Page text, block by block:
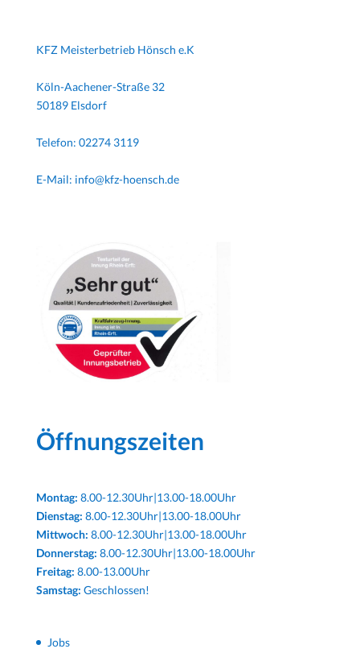
KFZ Meisterbetrieb Hönsch e.K
Köln-Aachener-Straße 32
50189 Elsdorf
Telefon: 02274 3119
E-Mail: info@kfz-hoensch.de
Öffnungszeiten
Montag: 8.00-12.30Uhr|13.00-18.00Uhr
Dienstag: 8.00-12.30Uhr|13.00-18.00Uhr
Mittwoch: 8.00-12.30Uhr|13.00-18.00Uhr
Donnerstag: 8.00-12.30Uhr|13.00-18.00Uhr
Freitag: 8.00-13.00Uhr
Samstag: Geschlossen!
Jobs